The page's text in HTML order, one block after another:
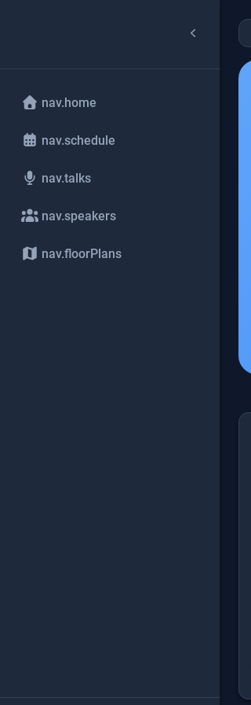
nav.home
nav.schedule
nav.talks
nav.speakers
nav.floorPlans